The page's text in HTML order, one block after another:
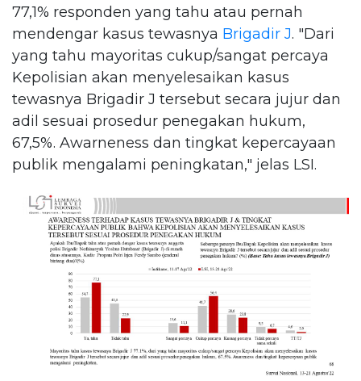
77,1% responden yang tahu atau pernah
mendengar kasus tewasnya Brigadir J. "Dari
yang tahu mayoritas cukup/sangat percaya
Kepolisian akan menyelesaikan kasus
tewasnya Brigadir J tersebut secara jujur dan
adil sesuai prosedur penegakan hukum,
67,5%. Awarneness dan tingkat kepercayaan
publik mengalami peningkatan," jelas LSI.